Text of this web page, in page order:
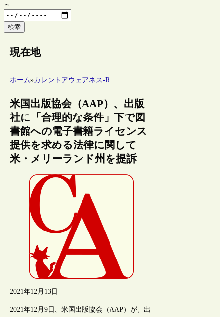
～
検索
現在地
ホーム»カレントアウェアネス-R
米国出版協会（AAP）、出版
社に「合理的な条件」下で図
書館への電子書籍ライセンス
提供を求める法律に関して
米・メリーランド州を提訴
2021年12月13日
2021年12月9日、米国出版協会（AAP）が、出